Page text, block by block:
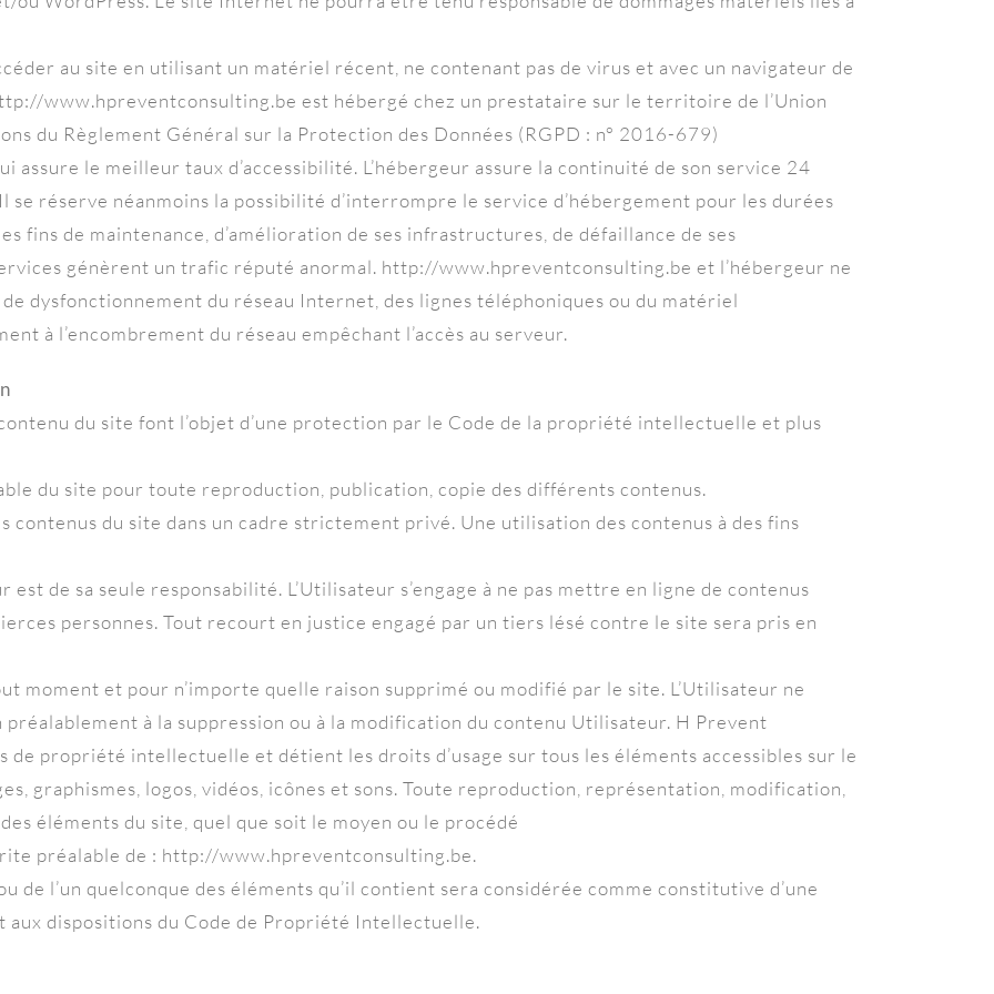
au site en utilisant un matériel récent, ne contenant pas de virus et avec un navigateur de
www.hpreventconsulting.be est hébergé chez un prestataire sur le territoire de l’Union
du Règlement Général sur la Protection des Données (RGPD : n° 2016-679)
assure le meilleur taux d’accessibilité. L’hébergeur assure la continuité de son service 24
se réserve néanmoins la possibilité d’interrompre le service d’hébergement pour les durées
fins de maintenance, d’amélioration de ses infrastructures, de défaillance de ses
génèrent un trafic réputé anormal. http://www.hpreventconsulting.be et l’hébergeur ne
dysfonctionnement du réseau Internet, des lignes téléphoniques ou du matériel
à l’encombrement du réseau empêchant l’accès au serveur.
du site font l’objet d’une protection par le Code de la propriété intellectuelle et plus
du site pour toute reproduction, publication, copie des différents contenus.
contenus du site dans un cadre strictement privé. Une utilisation des contenus à des fins
de sa seule responsabilité. L’Utilisateur s’engage à ne pas mettre en ligne de contenus
personnes. Tout recourt en justice engagé par un tiers lésé contre le site sera pris en
moment et pour n’importe quelle raison supprimé ou modifié par le site. L’Utilisateur ne
à la suppression ou à la modification du contenu Utilisateur. H Prevent
propriété intellectuelle et détient les droits d’usage sur tous les éléments accessibles sur le
graphismes, logos, vidéos, icônes et sons. Toute reproduction, représentation, modification,
éléments du site, quel que soit le moyen ou le procédé
préalable de : http://www.hpreventconsulting.be.
de l’un quelconque des éléments qu’il contient sera considérée comme constitutive d’une
dispositions du Code de Propriété Intellectuelle.